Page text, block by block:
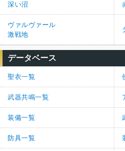
深い沼
ヴァルヴァール
激戦地
データベース
聖衣一覧
武器共鳴一覧
装備一覧
防具一覧